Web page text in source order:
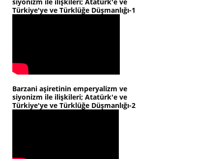
Türkiye'ye ve Türklüğe Düşmanlığı-1
Barzani aşiretinin emperyalizm ve
siyonizm ile ilişkileri; Atatürk'e ve
Türkiye'ye ve Türklüğe Düşmanlığı-2